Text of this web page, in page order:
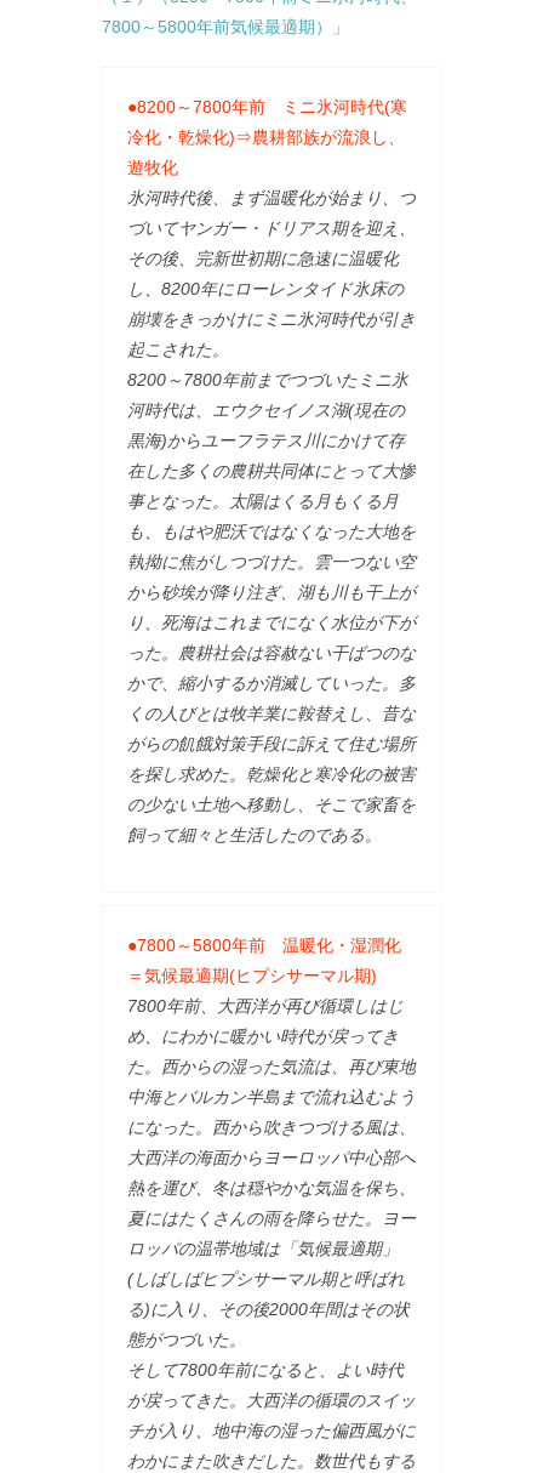
7800～5800年前気候最適期）」
●8200～7800年前 ミニ氷河時代(寒
冷化・乾燥化)⇒農耕部族が流浪し、
遊牧化
氷河時代後、まず温暖化が始まり、つ
づいてヤンガー・ドリアス期を迎え、
その後、完新世初期に急速に温暖化
し、8200年にローレンタイド氷床の
崩壊をきっかけにミニ氷河時代が引き
起こされた。
8200～7800年前までつづいたミニ氷
河時代は、エウクセイノス湖(現在の
黒海)からユーフラテス川にかけて存
在した多くの農耕共同体にとって大惨
事となった。太陽はくる月もくる月
も、もはや肥沃ではなくなった大地を
執拗に焦がしつづけた。雲一つない空
から砂埃が降り注ぎ、湖も川も干上が
り、死海はこれまでになく水位が下が
った。農耕社会は容赦ない干ばつのな
かで、縮小するか消滅していった。多
くの人びとは牧羊業に鞍替えし、昔な
がらの飢餓対策手段に訴えて住む場所
を探し求めた。乾燥化と寒冷化の被害
の少ない土地へ移動し、そこで家畜を
飼って細々と生活したのである。
●7800～5800年前 温暖化・湿潤化
＝気候最適期(ヒプシサーマル期)
7800年前、大西洋が再び循環しはじ
め、にわかに暖かい時代が戻ってき
た。西からの湿った気流は、再び東地
中海とバルカン半島まで流れ込むよう
になった。西から吹きつづける風は、
大西洋の海面からヨーロッパ中心部へ
熱を運び、冬は穏やかな気温を保ち、
夏にはたくさんの雨を降らせた。ヨー
ロッパの温帯地域は「気候最適期」
(しばしばヒプシサーマル期と呼ばれ
る)に入り、その後2000年間はその状
態がつづいた。
そして7800年前になると、よい時代
が戻ってきた。大西洋の循環のスイッ
チが入り、地中海の湿った偏西風がに
わかにまた吹きだした。数世代もする